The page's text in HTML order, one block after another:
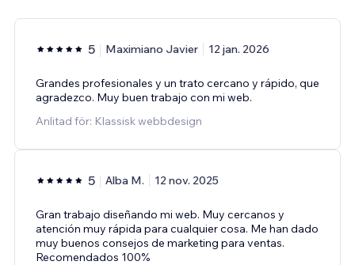
5 Maximiano Javier 12 jan. 2026
Grandes profesionales y un trato cercano y rápido, que
agradezco. Muy buen trabajo con mi web.
Anlitad för: Klassisk webbdesign
5 Alba M. 12 nov. 2025
Gran trabajo diseñando mi web. Muy cercanos y
atención muy rápida para cualquier cosa. Me han dado
muy buenos consejos de marketing para ventas.
Recomendados 100%